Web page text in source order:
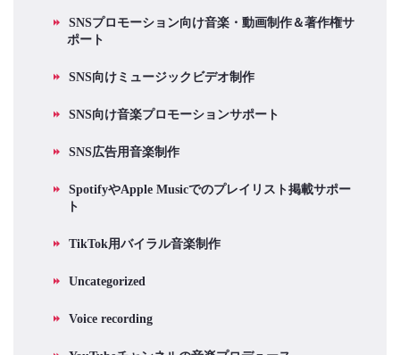
SNSプロモーション向け音楽・動画制作＆著作権サ
ポート
SNS向けミュージックビデオ制作
SNS向け音楽プロモーションサポート
SNS広告用音楽制作
SpotifyやApple Musicでのプレイリスト掲載サポー
ト
TikTok用バイラル音楽制作
Uncategorized
Voice recording